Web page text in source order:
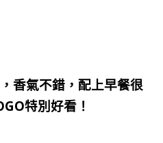
香氣不錯，配上早餐很
特別好看！